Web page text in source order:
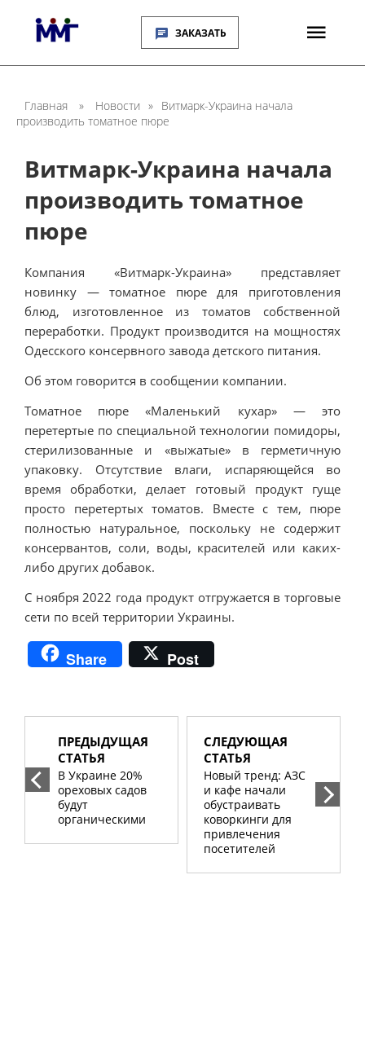
ЗАКАЗАТЬ
Главная » Новости » Витмарк-Украина начала
производить томатное пюре
Витмарк-Украина начала
производить томатное
пюре
Компания «Витмарк-Украина» представляет
новинку — томатное пюре для приготовления
блюд, изготовленное из томатов собственной
переработки. Продукт производится на мощностях
Одесского консервного завода детского питания.
Об этом говорится в сообщении компании.
Томатное пюре «Маленький кухар» — это
перетертые по специальной технологии помидоры,
стерилизованные и «выжатые» в герметичную
упаковку. Отсутствие влаги, испаряющейся во
время обработки, делает готовый продукт гуще
просто перетертых томатов. Вместе с тем, пюре
полностью натуральное, поскольку не содержит
консервантов, соли, воды, красителей или каких-
либо других добавок.
С ноября 2022 года продукт отгружается в торговые
сети по всей территории Украины.
Share Post
ПРЕДЫДУЩАЯ
СТАТЬЯ
В Украине 20%
ореховых садов
будут
органическими
СЛЕДУЮЩАЯ
СТАТЬЯ
Новый тренд: АЗС
и кафе начали
обустраивать
коворкинги для
привлечения
посетителей